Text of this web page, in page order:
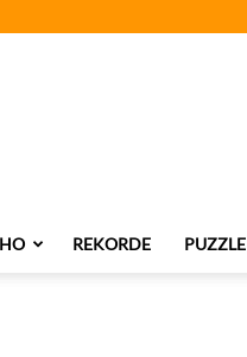
REKORDE PUZZLE